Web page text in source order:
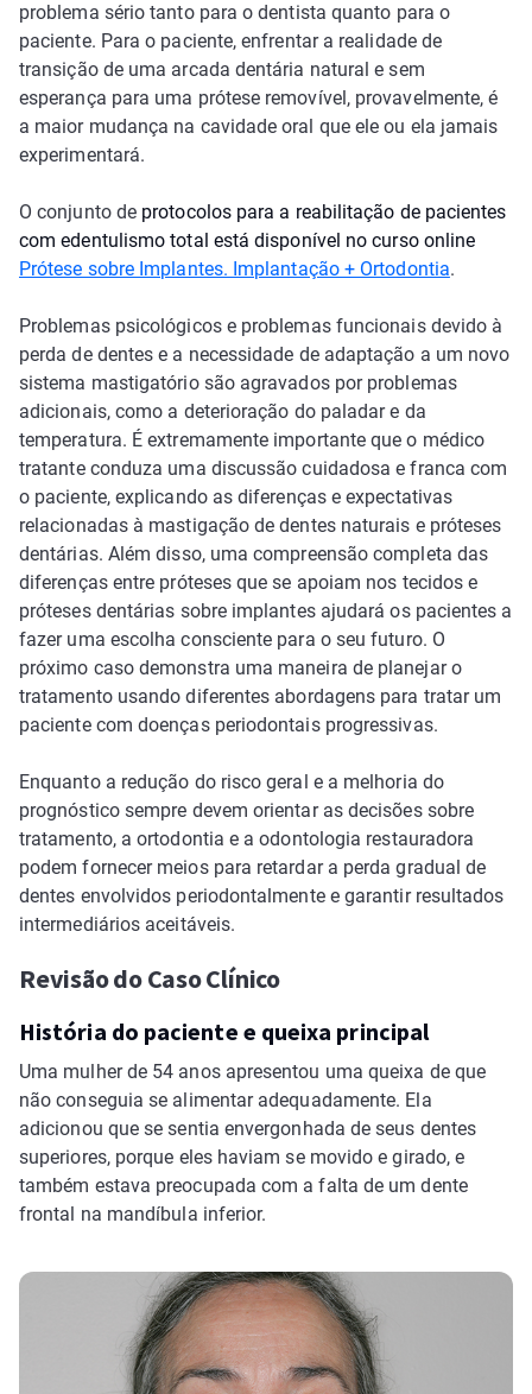
problema sério tanto para o dentista quanto para o
paciente. Para o paciente, enfrentar a realidade de
transição de uma arcada dentária natural e sem
esperança para uma prótese removível, provavelmente, é
a maior mudança na cavidade oral que ele ou ela jamais
experimentará.
O conjunto de protocolos para a reabilitação de pacientes
com edentulismo total está disponível no curso online
Prótese sobre Implantes. Implantação + Ortodontia.
Problemas psicológicos e problemas funcionais devido à
perda de dentes e a necessidade de adaptação a um novo
sistema mastigatório são agravados por problemas
adicionais, como a deterioração do paladar e da
temperatura. É extremamente importante que o médico
tratante conduza uma discussão cuidadosa e franca com
o paciente, explicando as diferenças e expectativas
relacionadas à mastigação de dentes naturais e próteses
dentárias. Além disso, uma compreensão completa das
diferenças entre próteses que se apoiam nos tecidos e
próteses dentárias sobre implantes ajudará os pacientes a
fazer uma escolha consciente para o seu futuro. O
próximo caso demonstra uma maneira de planejar o
tratamento usando diferentes abordagens para tratar um
paciente com doenças periodontais progressivas.
Enquanto a redução do risco geral e a melhoria do
prognóstico sempre devem orientar as decisões sobre
tratamento, a ortodontia e a odontologia restauradora
podem fornecer meios para retardar a perda gradual de
dentes envolvidos periodontalmente e garantir resultados
intermediários aceitáveis.
Revisão do Caso Clínico
História do paciente e queixa principal
Uma mulher de 54 anos apresentou uma queixa de que
não conseguia se alimentar adequadamente. Ela
adicionou que se sentia envergonhada de seus dentes
superiores, porque eles haviam se movido e girado, e
também estava preocupada com a falta de um dente
frontal na mandíbula inferior.